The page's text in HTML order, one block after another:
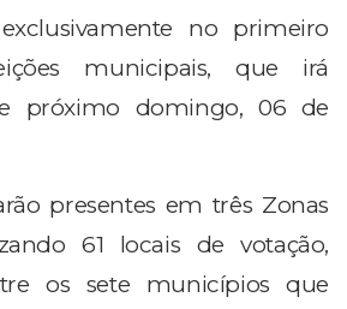
no primeiro
municipais, que irá
próximo domingo, 06 de
presentes em três Zonas
61 locais de votação,
os sete municípios que